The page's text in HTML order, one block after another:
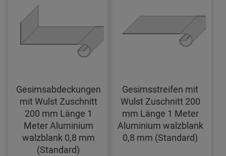
Gesimsabdeckungen
mit Wulst Zuschnitt
200 mm Länge 1
Meter Aluminium
walzblank 0,8 mm
(Standard)
Gesimsstreifen mit
Wulst Zuschnitt 200
mm Länge 1 Meter
Aluminium walzblank
0,8 mm (Standard)